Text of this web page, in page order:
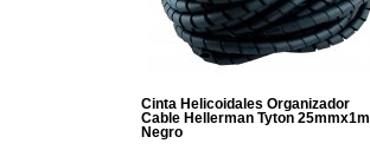
Cinta Helicoidales Organizador
Cable Hellerman Tyton 25mmx1m
Negro